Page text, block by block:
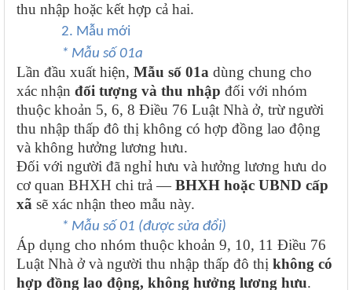
thu nhập hoặc kết hợp cả hai.
2. Mẫu mới
* Mẫu số 01a
Lần đầu xuất hiện, Mẫu số 01a dùng chung cho
xác nhận đối tượng và thu nhập đối với nhóm
thuộc khoản 5, 6, 8 Điều 76 Luật Nhà ở, trừ người
thu nhập thấp đô thị không có hợp đồng lao động
và không hưởng lương hưu.
Đối với người đã nghỉ hưu và hưởng lương hưu do
cơ quan BHXH chi trả —BHXH hoặc UBND cấp
xã sẽ xác nhận theo mẫu này.
* Mẫu số 01 (được sửa đổi)
Áp dụng cho nhóm thuộc khoản 9, 10, 11 Điều 76
Luật Nhà ở và người thu nhập thấp đô thị không có
hợp đồng lao động, không hưởng lương hưu.